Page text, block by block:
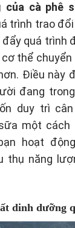
của cà phê
trình trao
đẩy quá trình
thể
Điều này
đang
duy trì
một
hoạt
thụ năng
dinh dưỡng